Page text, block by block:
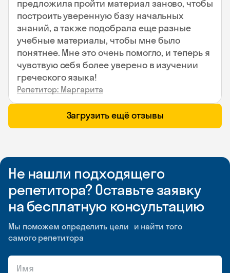
предложила пройти материал заново, чтобы
построить уверенную базу начальных
знаний, а также подобрала еще разные
учебные материалы, чтобы мне было
понятнее. Мне это очень помогло, и теперь я
чувствую себя более уверено в изучении
греческого языка!
Репетитор: Маргарита
Загрузить ещё отзывы
Не нашли подходящего
репетитора? Оставьте заявку
на бесплатную консультацию
Мы поможем определить цели и найти того
самого репетитора